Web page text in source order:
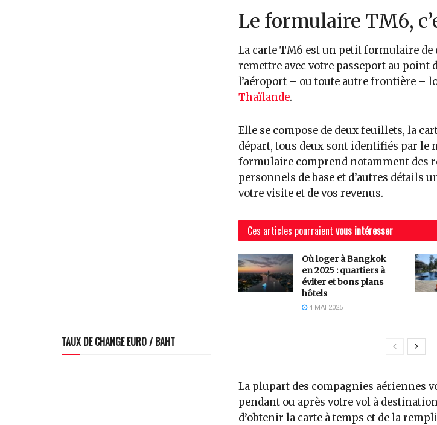
Le formulaire TM6,
La carte TM6 est un petit formulaire de
remettre avec votre passeport au point
l’aéroport – ou toute autre frontière –
Thaïlande.
Elle se compose de deux feuillets, la
départ, tous deux sont identifiés par le
formulaire comprend notamment des
personnels de base et d’autres détails
votre visite et de vos revenus.
Ces articles pourraient vous intéresser
Où loger à Bangkok
en 2025 : quartiers à
éviter et bons plans
hôtels
4 MAI 2025
La plupart des compagnies aériennes
pendant ou après votre vol à
d’obtenir la carte à temps et de la
TAUX DE CHANGE EURO / BAHT